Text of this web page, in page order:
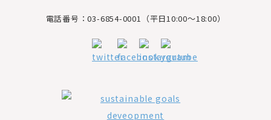
電話番号：03-6854-0001（平日10:00～18:00）